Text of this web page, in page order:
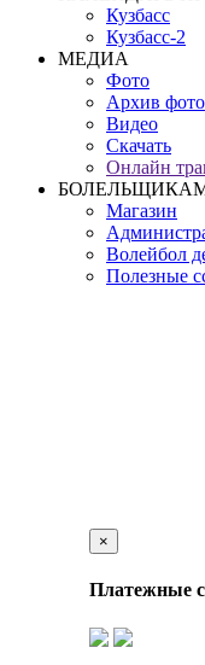
Кузбасс
Кузбасс-2
МЕДИА
Фото
Архив фото
Видео
Скачать
Онлайн
Магазин
Волейбол
Полезные
×
Платежные